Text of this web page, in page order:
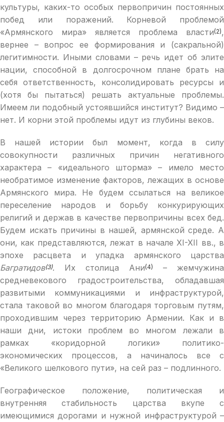
культуры, каких-то особых первопричин постоянных
побед или поражений. Корневой проблемой
«Армянского мира» является проблема власти(2),
вернее – вопрос ее формирования и (сакральной)
легитимности. Иными словами – речь идет об элите
нации, способной в долгосрочном плане брать на
себя ответственность, консолидировать ресурсы и
(хотя бы пытаться) решать актуальные проблемы.
Имеем ли подобный устоявшийся институт? Видимо –
нет. И корни этой проблемы идут из глубины веков.
В нашей истории был момент, когда в силу
совокупности различных причин негативного
характера – «идеального шторма» – имело место
необратимое изменение факторов, лежащих в основе
Армянского мира. Не будем ссылаться на великое
переселение народов и борьбу конкурирующих
религий и держав в качестве первопричины всех бед.
Будем искать причины в нашей, армянской среде. А
они, как представляются, лежат в начале ХI-XII вв., в
эпохе расцвета и упадка армянского царства
Багратидов(3). Их столица Ани(4)
– жемчужина
средневекового градостроительства, обладавшая
развитыми коммуникациями и инфраструктурой,
стала таковой во многом благодаря торговым путям,
проходившим через территорию Армении. Как и в
наши дни, истоки проблем во многом лежали в
рамках «коридорной логики» политико-
экономических процессов, а начиналось все с
«Великого шелкового пути», на сей раз – подлинного.
Географическое положение, политическая и
внутренняя стабильность царства вкупе с
имеющимися дорогами и нужной инфраструктурой –